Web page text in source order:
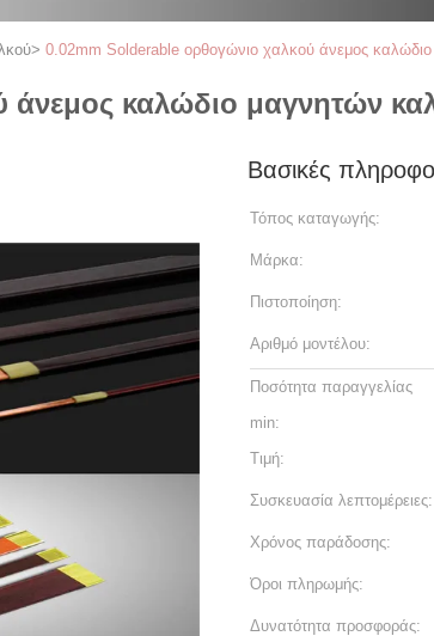
> 0.02mm Solderable ορθογώνιο χαλκού άνεμος
καλώδιο μαγνητών
Βασικές
Τόπος καταγωγής:
Μάρκα:
Πιστοποίηση:
Αριθμό μοντέλου:
Ποσότητα παραγγελίας
min:
Τιμή:
Συσκευασία λεπτομέρειες:
Χρόνος παράδοσης:
Όροι πληρωμής:
Δυνατότητα προσφοράς: